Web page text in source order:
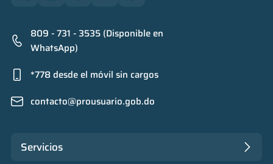
809 - 731 - 3535 (Disponible en
WhatsApp)
*778 desde el móvil sin cargos
contacto@prousuario.gob.do
Servicios